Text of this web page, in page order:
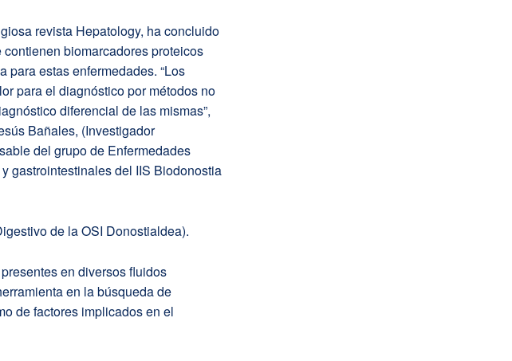
revista Hepatology, ha concluido
biomarcadores proteicos
estas enfermedades. “Los
para el diagnóstico por métodos no
diferencial de las mismas”,
Bañales, (Investigador
del grupo de Enfermedades
gastrointestinales del IIS Biodonostia
de la OSI Donostialdea).
en diversos fluidos
en la búsqueda de
de factores implicados en el